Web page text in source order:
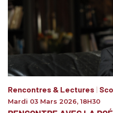
Rencontres & Lectures |
Mardi 03 Mars 2026, 18H30